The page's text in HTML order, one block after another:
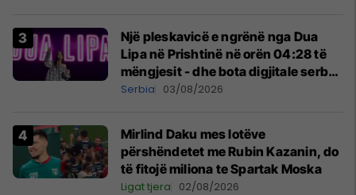
Një pleskavicë e ngrënë nga Dua
Lipa në Prishtinë në orën 04:28 të
mëngjesit - dhe bota digjitale serbe
shpall gjendjen e luftës
Serbia 03/08/2026
Mirlind Daku mes lotëve
përshëndetet me Rubin Kazanin, do
të fitojë miliona te Spartak Moska
Ligat tjera 02/08/2026